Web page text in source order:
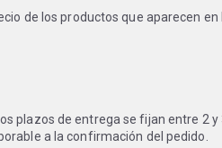
de los productos que aparecen
plazos de entrega se fijan entre 2
a la confirmación del pedido.